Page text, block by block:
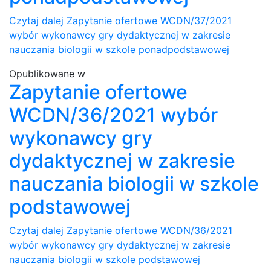
Czytaj dalej Zapytanie ofertowe WCDN/37/2021
wybór wykonawcy gry dydaktycznej w zakresie
nauczania biologii w szkole ponadpodstawowej
Opublikowane w
Zapytanie ofertowe
WCDN/36/2021 wybór
wykonawcy gry
dydaktycznej w zakresie
nauczania biologii w szkole
podstawowej
Czytaj dalej Zapytanie ofertowe WCDN/36/2021
wybór wykonawcy gry dydaktycznej w zakresie
nauczania biologii w szkole podstawowej